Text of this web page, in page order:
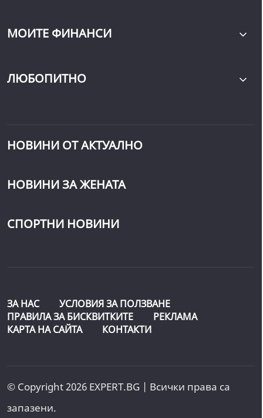
МОИТЕ ФИНАНСИ
ЛЮБОПИТНО
НОВИНИ ОТ АКТУАЛНО
НОВИНИ ЗА ЖЕНАТА
СПОРТНИ НОВИНИ
ЗА НАС
УСЛОВИЯ ЗА ПОЛЗВАНЕ
ПРАВИЛА ЗА БИСКВИТКИТЕ
РЕКЛАМА
КАРТА НА САЙТА
КОНТАКТИ
© Copyright 2026 EXPERT.BG | Всички права са
запазени.